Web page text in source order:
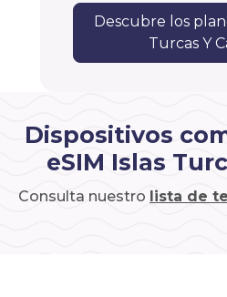
Descubre los
Turcas Y
Dispositivos
eSIM Islas
Consulta nuestro lista de